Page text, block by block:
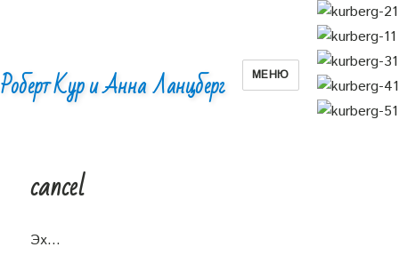
Роберт Кур и Анна Ланцберг МЕНЮ
cancel
Эх…